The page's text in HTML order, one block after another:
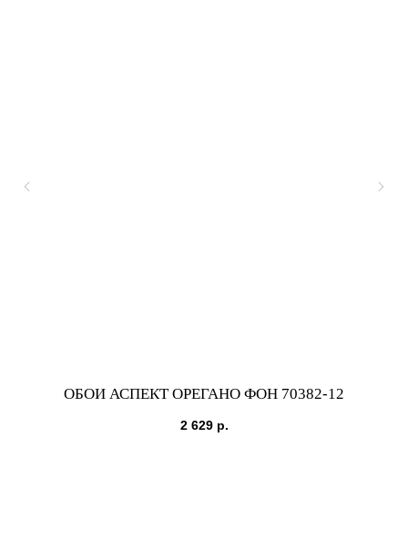
ОБОИ АСПЕКТ ОРЕГАНО ФОН 70382-12
2 629 р.